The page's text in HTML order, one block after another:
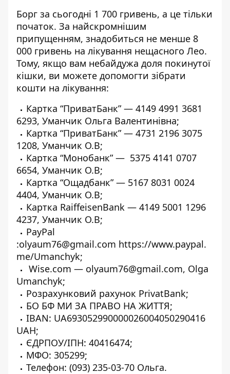
Борг за сьогодні 1 700 гривень, а це тільки
початок. За найскромнішим
припущенням, знадобиться не менше 8
000 гривень на лікування нещасного Лео.
Тому, якщо вам небайдужа доля покинутої
кішки, ви можете допомогти зібрати
кошти на лікування:
Картка “ПриватБанк” — 4149 4991 3681
6293, Уманчик Ольга Валентинівна;
Картка “ПриватБанк” — 4731 2196 3075
1208, Уманчик О.В;
Картка “Монобанк” — 5375 4141 0707
6654, Уманчик О.В;
Картка “Ощадбанк” — 5167 8031 0024
4404, Уманчик О.В;
Картка RaiffeisenBank — 4149 5001 1296
4237, Уманчик О.В;
PayPal
:olyaum76@gmail.com https://www.paypal.
me/Umanchyk;
Wise.com — olyaum76@gmail.com, Olga
Umanchyk;
Розрахунковий рахунок PrivatBank;
БО БФ МИ ЗА ПРАВО НА ЖИТТЯ;
IBAN: UA693052990000026004050290416
UAH;
ЄДРПОУ/ІПН: 40416474;
МФО: 305299;
Телефон: (093) 235-03-70 Ольга.